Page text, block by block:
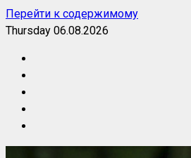
Перейти к содержимому
Thursday 06.08.2026